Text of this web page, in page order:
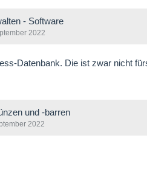
- Software
2022
Datenbank. Die ist zwar nicht
und -barren
2022